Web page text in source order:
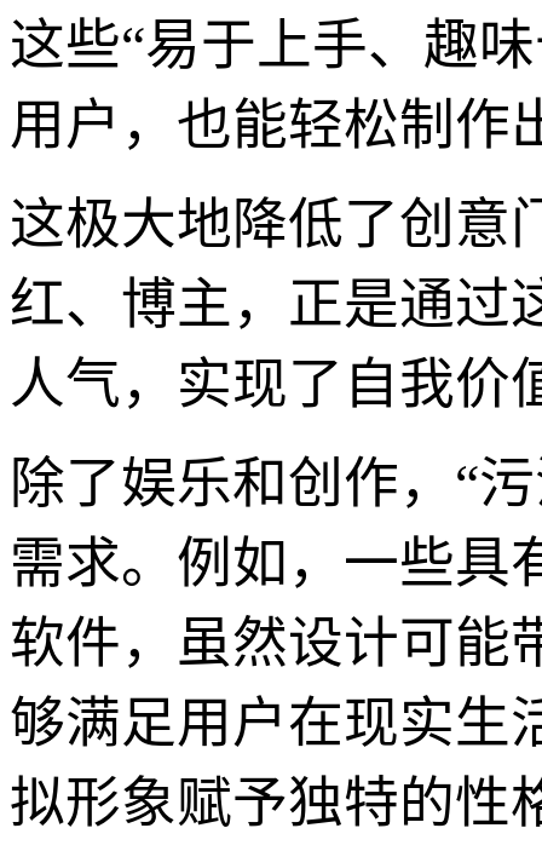
这些“易于上手、趣
用户，也能轻松制作
这极大地降低了创意
红、博主，正是通过
人气，实现了自我价
除了娱乐和创作，“
需求。例如，一些具
软件，虽然设计可能
够满足用户在现实生
拟形象赋予独特的性